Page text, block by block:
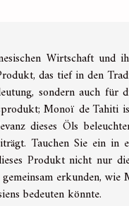
Wirtschaft und
das tief in den
sondern auch für
Monoï de Tahiti
dieses Öls
Tauchen Sie ein in
Produkt nicht nur
erkunden,
bedeuten könnte.